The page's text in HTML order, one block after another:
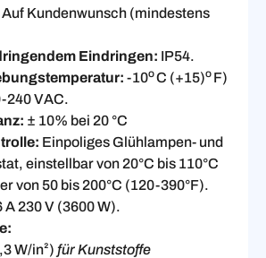
Auf Kundenwunsch (mindestens
Eindringen: IP54.
-10oC (+15)o F)
240 VAC.
± 10% bei 20 °C
Einpoliges Glühlampen- und
einstellbar von 20°C bis 110°C
von 50 bis 200°C (120-390°F).
230 V (3600 W).
W/in²) für Kunststoffe